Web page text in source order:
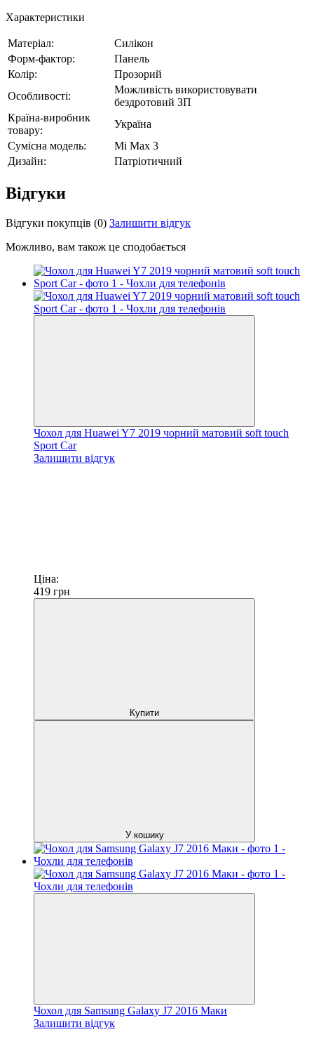
Характеристики
Матеріал:
Силікон
Форм-фактор:
Панель
Колір:
Прозорий
Особливості:
Можливість використовувати
бездротовий ЗП
Країна-виробник
товару:
Україна
Сумісна модель:
Mi Max 3
Дизайн:
Патріотичний
Відгуки
Відгуки покупців (0) Залишити відгук
Можливо, вам також це сподобається
Чохол для Huawei Y7 2019 чорний матовий soft touch
Sport Car
Залишити відгук
Ціна:
419 грн
Купити
У кошику
Чохол для Samsung Galaxy J7 2016 Маки
Залишити відгук